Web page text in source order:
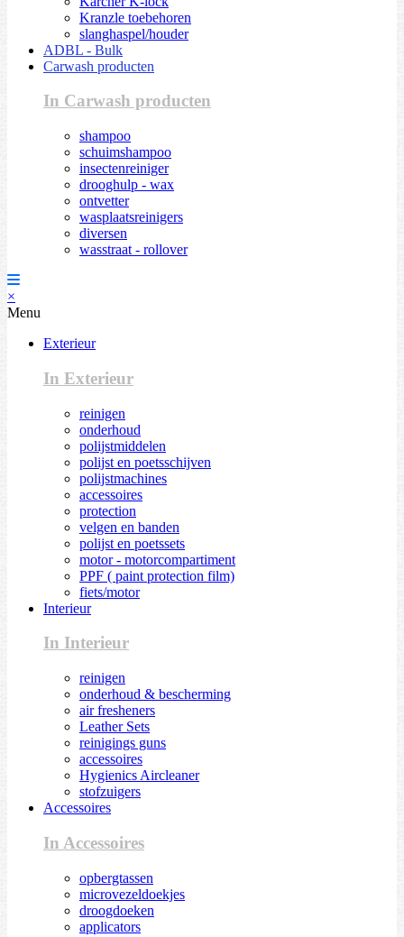
Kranzle toebehoren
slanghaspel/houder
ADBL - Bulk
Carwash producten
In Carwash producten
shampoo
schuimshampoo
insectenreiniger
drooghulp - wax
ontvetter
wasplaatsreinigers
diversen
wasstraat - rollover
×
Menu
Exterieur
In Exterieur
reinigen
onderhoud
polijstmiddelen
polijst en poetsschijven
polijstmachines
accessoires
protection
velgen en banden
polijst en poetssets
motor - motorcompartiment
PPF ( paint protection film)
fiets/motor
Interieur
In Interieur
reinigen
onderhoud & bescherming
air fresheners
Leather Sets
reinigings guns
accessoires
Hygienics Aircleaner
stofzuigers
Accessoires
In Accessoires
opbergtassen
microvezeldoekjes
droogdoeken
applicators